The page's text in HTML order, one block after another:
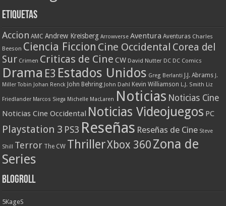
Etiquetas
Accion AMC Andrew Kreisberg Arrowverse Aventura Aventuras Charles
Beeson Ciencia Ficcion Cine Occidental Corea del
Sur Crimen Criticas de Cine CW David Nutter DC DC Comics
Drama E3 Estados Unidos Greg Berlanti J.J. Abrams J.
Miller Tobin Johan Renck John Behring John Dahl Kevin Williamson L.J. Smith Liz
Friedlander Marcos Siega Michelle MacLaren Noticias Noticias Cine
Noticias Cine Occidental Noticias Videojuegos PC
Playstation 3 PS3 Reseñas Reseñas de Cine Steve
Shill Terror The CW ThrillerXbox 360 Zona de
Series
Blogroll
5KageS